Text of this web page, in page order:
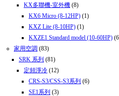
KX多聯機-室外機 (8)
KX6 Micro (8-12HP) (1)
KXZ Lite (8-10HP) (1)
KXZE1 Standard model (10-60HP)
家用空調 (83)
SRK 系列 (81)
定頻淨冷 (12)
CRS-S3/CSS-S3系列 (6)
SE1系列 (3)